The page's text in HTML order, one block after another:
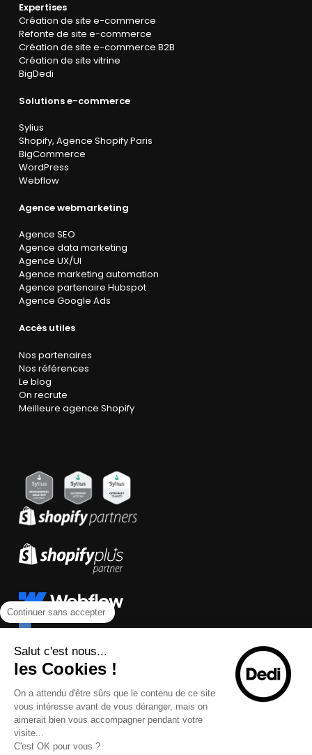
Expertises
Création de site e-commerce
Refonte de site e-commerce
Création de site e-commerce B2B
Création de site vitrine
BigDedi
Solutions e-commerce
Sylius
Shopify, Agence Shopify Paris
BigCommerce
WordPress
Webflow
Agence webmarketing
Agence SEO
Agence data marketing
Agence UX/UI
Agence marketing automation
Agence partenaire Hubspot
Agence Google Ads
Accès utiles
Nos partenaires
Nos références
Le blog
On recrute
Meilleure agence Shopify
Continuer sans accepter
Salut c'est nous...
les Cookies !
On a attendu d'être sûrs que le contenu de ce site
vous intéresse avant de vous déranger, mais on
aimerait bien vous accompagner pendant votre
visite...
C'est OK pour vous ?